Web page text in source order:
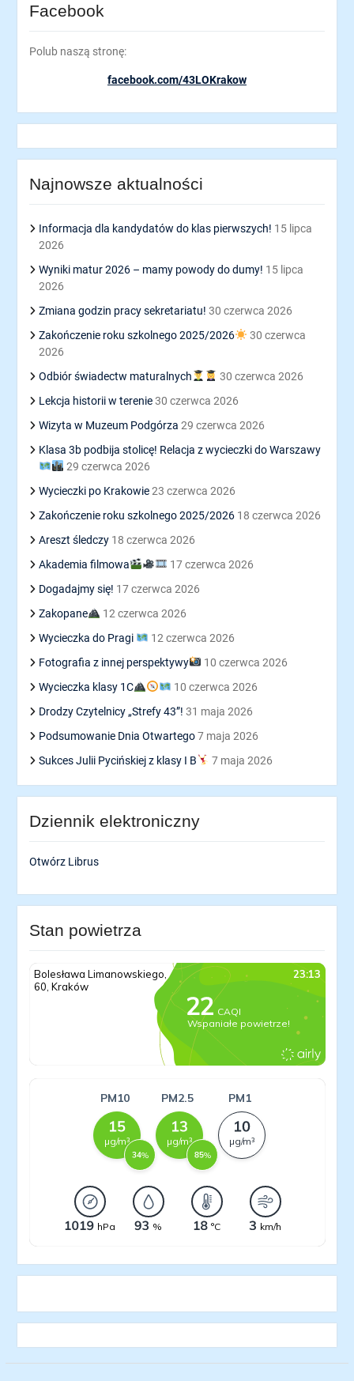
Facebook
Polub naszą stronę:
facebook.com/43LOKrakow
Najnowsze aktualności
Informacja dla kandydatów do klas pierwszych! 15 lipca
2026
Wyniki matur 2026 – mamy powody do dumy! 15 lipca
2026
Zmiana godzin pracy sekretariatu! 30 czerwca 2026
Zakończenie roku szkolnego 2025/2026
30 czerwca
2026
Odbiór świadectw maturalnych
30 czerwca 2026
Lekcja historii w terenie 30 czerwca 2026
Wizyta w Muzeum Podgórza 29 czerwca 2026
Klasa 3b podbija stolicę! Relacja z wycieczki do Warszawy
29 czerwca 2026
Wycieczki po Krakowie 23 czerwca 2026
Zakończenie roku szkolnego 2025/2026 18 czerwca 2026
Areszt śledczy 18 czerwca 2026
Akademia filmowa
17 czerwca 2026
Dogadajmy się! 17 czerwca 2026
Zakopane
12 czerwca 2026
Wycieczka do Pragi
12 czerwca 2026
Fotografia z innej perspektywy
10 czerwca 2026
Wycieczka klasy 1C
10 czerwca 2026
Drodzy Czytelnicy „Strefy 43”! 31 maja 2026
Podsumowanie Dnia Otwartego 7 maja 2026
Sukces Julii Pycińskiej z klasy I B
7 maja 2026
Dziennik elektroniczny
Otwórz Librus
Stan powietrza